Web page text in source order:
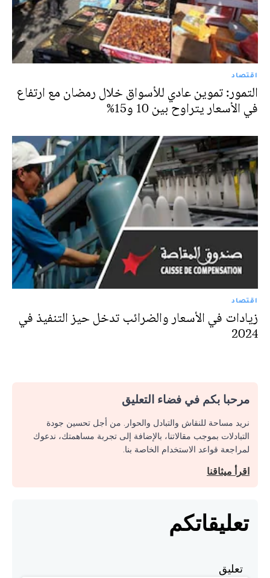
اقتصاد
التمور: تموين عادي للأسواق خلال رمضان مع ارتفاع
في الأسعار يتراوح بين 10 و15%
اقتصاد
زيادات في الأسعار والضرائب تدخل حيز التنفيذ في
2024
مرحبا بكم في فضاء التعليق
نريد مساحة للنقاش والتبادل والحوار. من أجل تحسين جودة
التبادلات بموجب مقالاتنا، بالإضافة إلى تجربة مساهمتك، ندعوك
لمراجعة قواعد الاستخدام الخاصة بنا.
اقرأ ميثاقنا
تعليقاتكم
تعليق